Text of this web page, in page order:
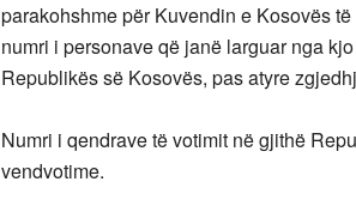
parakohshme për Kuvendin e Kosovës
numri i personave që janë larguar nga
Republikës së Kosovës, pas atyre
Numri i qendrave të votimit në gjithë
vendvotime.